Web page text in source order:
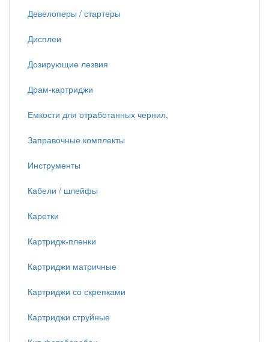
Девелоперы / стартеры
Дисплеи
Дозирующие лезвия
Драм-картриджи
Емкости для отработанных чернил,
Заправочные комплекты
Инструменты
Кабели / шлейфы
Каретки
Картридж-пленки
Картриджи матричные
Картриджи со скрепками
Картриджи струйные